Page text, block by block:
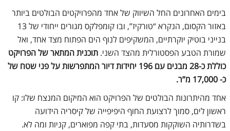
בימים האחרונים החל השיווק של אחד מהפרויקטים הבולטים ביותר
באזור הקסום, הנקרא “טורקיז”, ובו קומפלקס מגורים ייחודי של 13
בנייני בוטיק יוקרתיים, המשקיפים לנוף הים הפתוח מצד אחד, ואל
שמורת הטבע הפסטורלית מהצד השני. תוכנית המתאר של הפרויקט
כוללת כ-28 מבנים עם 196 יחידות דיור המתפרשות על פני שטח של
כ- 17,000 מ”ר.
אחד מהיתרונות הבולטים של הפרויקט הוא המיקום המנצח שלו: קו
ראשון לים, סמוך לרצועת החוף היפיפייה של קיסריה הידועה
בשדרותיה השוקקות מסעדות, בתי קפה מפוארים, קניות ומה לא.